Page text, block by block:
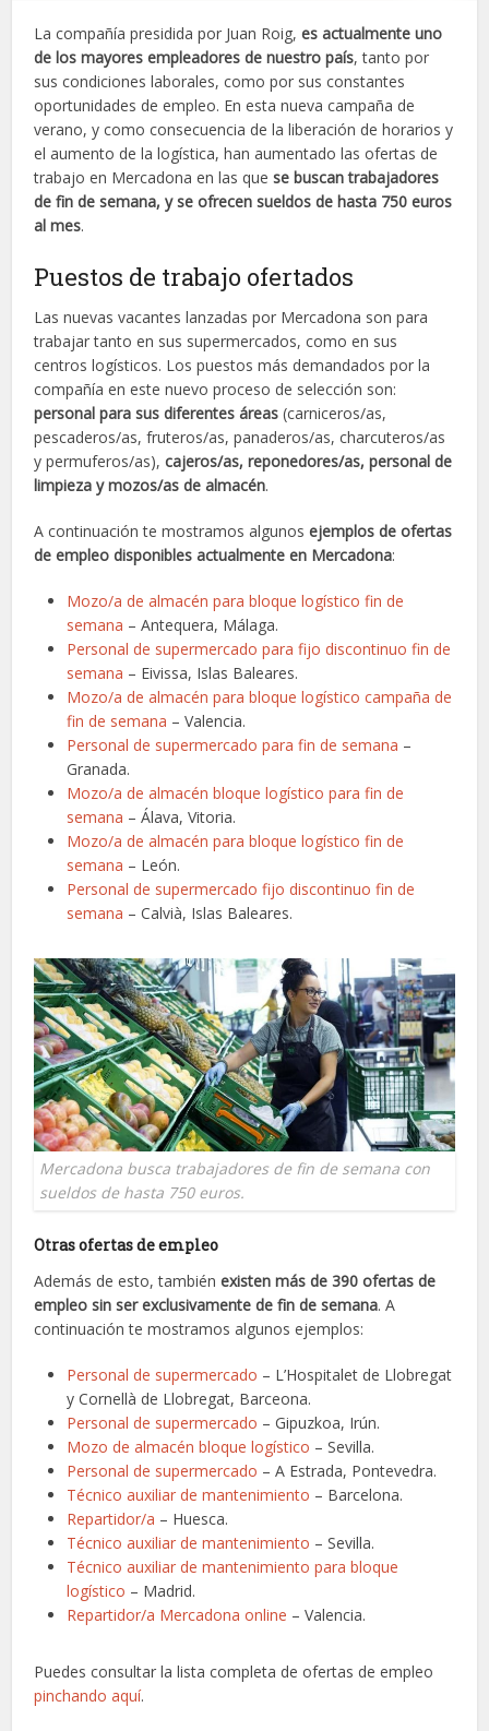
La compañía presidida por Juan Roig,es actualmente uno
de los mayores empleadores de nuestro país, tanto por
sus condiciones laborales, como por sus constantes
oportunidades de empleo. En esta nueva campaña de
verano, y como consecuencia de la liberación de horarios y
el aumento de la logística, han aumentado las ofertas de
trabajo en Mercadona en las que se buscan trabajadores
de fin de semana, y se ofrecen sueldos de hasta 750 euros
al mes.
Puestos de trabajo ofertados
Las nuevas vacantes lanzadas por Mercadona son para
trabajar tanto en sus supermercados, como en sus
centros logísticos. Los puestos más demandados por la
compañía en este nuevo proceso de selección son:
personal para sus diferentes áreas (carniceros/as,
pescaderos/as, fruteros/as, panaderos/as, charcuteros/as
y permuferos/as),cajeros/as, reponedores/as, personal de
limpieza y mozos/as de almacén.
A continuación te mostramos algunosejemplos de ofertas
de empleo disponibles actualmente en Mercadona:
Mozo/a de almacén para bloque logístico fin de
semana – Antequera, Málaga.
Personal de supermercado para fijo discontinuo fin de
semana – Eivissa, Islas Baleares.
Mozo/a de almacén para bloque logístico campaña de
fin de semana – Valencia.
Personal de supermercado para fin de semana –
Granada.
Mozo/a de almacén bloque logístico para fin de
semana – Álava, Vitoria.
Mozo/a de almacén para bloque logístico fin de
semana – León.
Personal de supermercado fijo discontinuo fin de
semana – Calvià, Islas Baleares.
Mercadona busca trabajadores de fin de semana con
sueldos de hasta 750 euros.
Otras ofertas de empleo
Además de esto, tambiénexisten más de 390 ofertas de
empleo sin ser exclusivamente de fin de semana. A
continuación te mostramos algunos ejemplos:
Personal de supermercado – L’Hospitalet de Llobregat
y Cornellà de Llobregat, Barceona.
Personal de supermercado – Gipuzkoa, Irún.
Mozo de almacén bloque logístico – Sevilla.
Personal de supermercado – A Estrada, Pontevedra.
Técnico auxiliar de mantenimiento – Barcelona.
Repartidor/a – Huesca.
Técnico auxiliar de mantenimiento – Sevilla.
Técnico auxiliar de mantenimiento para bloque
logístico – Madrid.
Repartidor/a Mercadona online – Valencia.
Puedes consultar la lista completa de ofertas de empleo
pinchando aquí.